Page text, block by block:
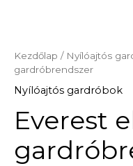
Kezdőlap / Nyílóajtós
gardróbrendszer
Nyílóajtós gardróbok
Everest